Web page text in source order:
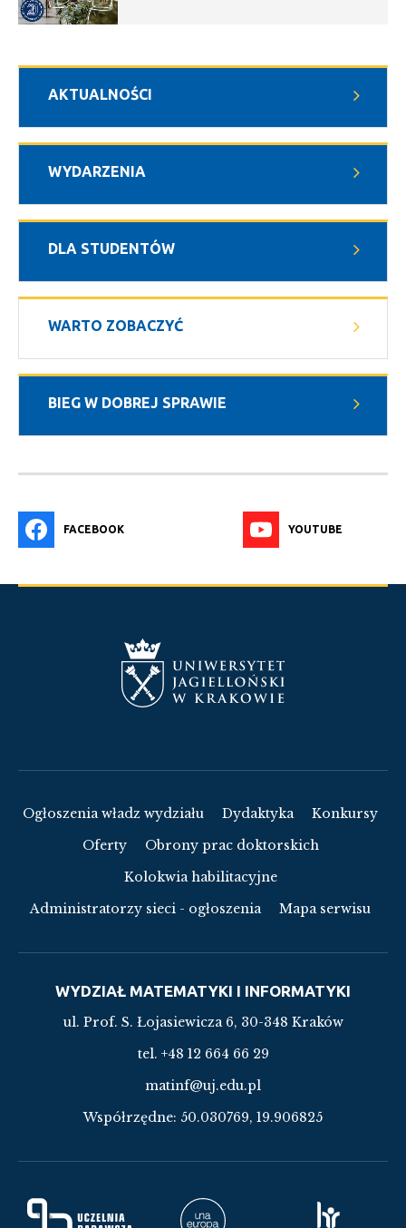
AKTUALNOŚCI
WYDARZENIA
DLA STUDENTÓW
WARTO ZOBACZYĆ
BIEG W DOBREJ SPRAWIE
FACEBOOK YOUTUBE
Ogłoszenia władz wydziału Dydaktyka
Konkursy
Oferty
Obrony prac doktorskich
Kolokwia habilitacyjne
Administratorzy sieci - ogłoszenia
Mapa serwisu
WYDZIAŁ MATEMATYKI I INFORMATYKI
ul. Prof. S. Łojasiewicza 6, 30-348 Kraków
tel. +48 12 664 66 29
matinf@uj.edu.pl
Współrzędne: 50.030769, 19.906825